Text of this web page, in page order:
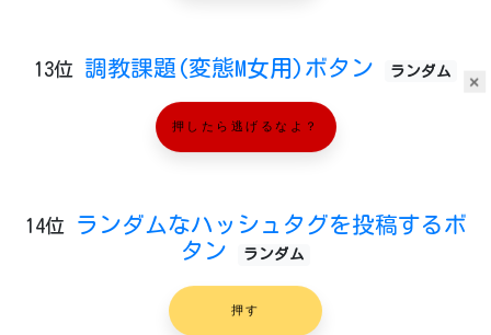
×
13位 調教課題(変態M女用)ボタン ランダム
押したら逃げるなよ？
14位
ランダムなハッシュタグを投稿するボ
タン
ランダム
押す